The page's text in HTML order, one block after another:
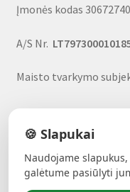
Įmonės kodas
A/S Nr.
Maisto tvarkymo
ALAVIJŲ GALIA!-
🍪 Slapukai
Naudojame
galėtume pasiūlyti